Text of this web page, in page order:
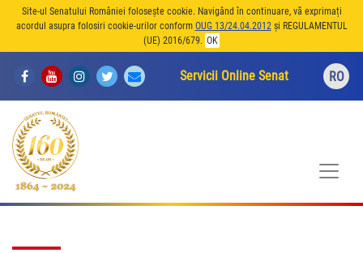
Site-ul Senatului României folosește cookie. Navigând în continuare, vă exprimați
acordul asupra folosiri cookie-urilor conform OUG 13/24.04.2012și REGULAMENTUL
(UE) 2016/679. OK
Servicii Online Senat RO